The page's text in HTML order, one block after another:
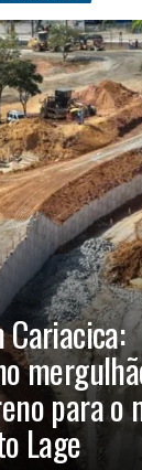
para o
Lage